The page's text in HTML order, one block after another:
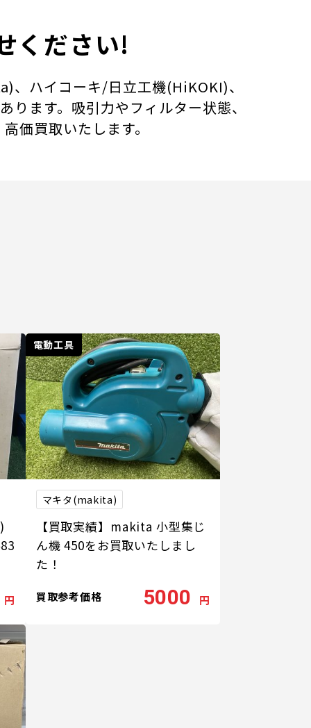
ください!
、ハイコーキ/日立工機(HiKOKI)、
ます。吸引力やフィルター状態、
価買取いたします。
円
電動工具
マキタ(makita)
【買取実績】makita 小型集じ
ん機 450をお買取いたしまし
た！
買取参考価格 5000 円